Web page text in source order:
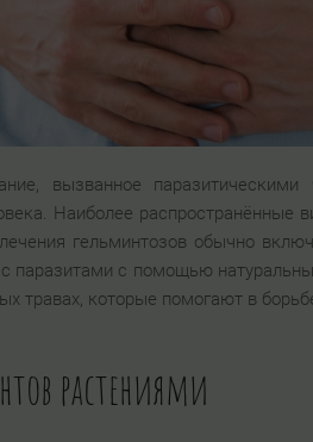
вызванное
Наиболее распространённые
гельминтозов обычно
паразитами с помощью
которые помогают в
растениями